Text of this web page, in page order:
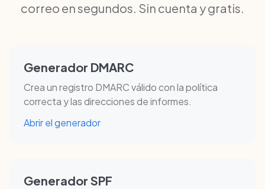
correo en segundos. Sin cuenta y gratis.
Generador DMARC
Crea un registro DMARC válido con la política
correcta y las direcciones de informes.
Abrir el generador
Generador SPF